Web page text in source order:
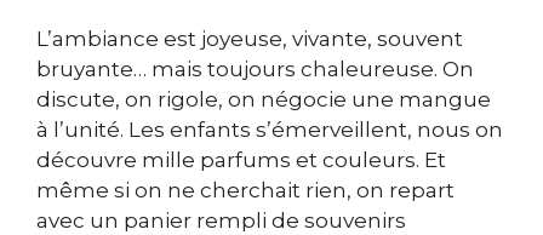
L’ambiance est joyeuse, vivante, souvent
bruyante… mais toujours chaleureuse. On
discute, on rigole, on négocie une mangue
à l’unité. Les enfants s’émerveillent, nous on
découvre mille parfums et couleurs. Et
même si on ne cherchait rien, on repart
avec un panier rempli de souvenirs